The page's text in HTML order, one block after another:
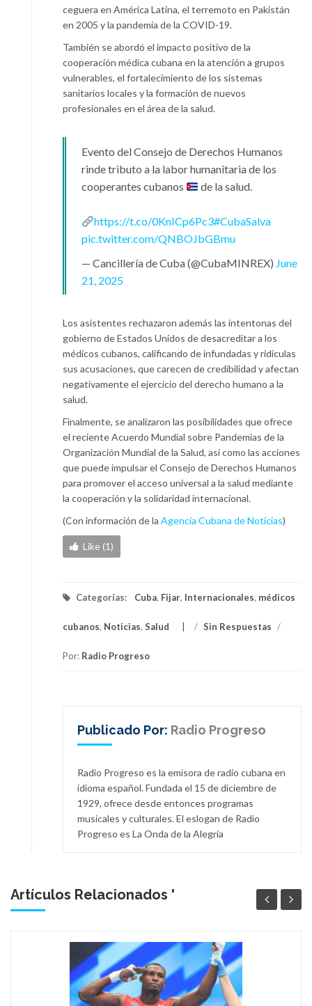
ceguera en América Latina, el terremoto en Pakistán
en 2005 y la pandemia de la COVID-19.
También se abordó el impacto positivo de la
cooperación médica cubana en la atención a grupos
vulnerables, el fortalecimiento de los sistemas
sanitarios locales y la formación de nuevos
profesionales en el área de la salud.
Evento del Consejo de Derechos Humanos
rinde tributo a la labor humanitaria de los
cooperantes cubanos
de la salud.
https://t.co/0KnICp6Pc3#CubaSalva
pic.twitter.com/QNBOJbGBmu
— Cancillería de Cuba (@CubaMINREX) June
21, 2025
Los asistentes rechazaron además las intentonas del
gobierno de Estados Unidos de desacreditar a los
médicos cubanos, calificando de infundadas y ridículas
sus acusaciones, que carecen de credibilidad y afectan
negativamente el ejercicio del derecho humano a la
salud.
Finalmente, se analizaron las posibilidades que ofrece
el reciente Acuerdo Mundial sobre Pandemias de la
Organización Mundial de la Salud, así como las acciones
que puede impulsar el Consejo de Derechos Humanos
para promover el acceso universal a la salud mediante
la cooperación y la solidaridad internacional.
(Con información de la Agencia Cubana de Noticias)
Like (1)
Categorías: Cuba, Fijar, Internacionales, médicos
cubanos, Noticias, Salud / Sin Respuestas /
Por: Radio Progreso
Publicado Por: Radio Progreso
Radio Progreso es la emisora de radio cubana en
idioma español. Fundada el 15 de diciembre de
1929, ofrece desde entonces programas
musicales y culturales. El eslogan de Radio
Progreso es La Onda de la Alegría
Artículos Relacionados '